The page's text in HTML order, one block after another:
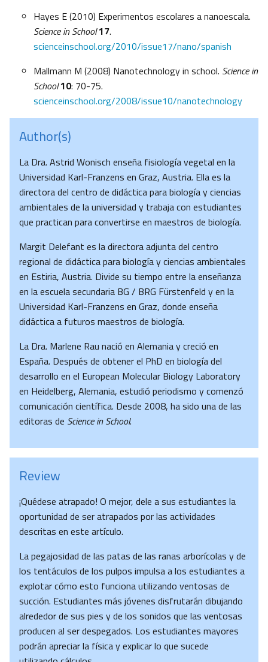
Hayes E (2010) Experimentos escolares a nanoescala.
Science in School17.
scienceinschool.org/2010/issue17/nano/spanish
Mallmann M (2008) Nanotechnology in school. Science in
School10: 70-75.
scienceinschool.org/2008/issue10/nanotechnology
Author(s)
La Dra. Astrid Wonisch enseña fisiología vegetal en la
Universidad Karl-Franzens en Graz, Austria. Ella es la
directora del centro de didáctica para biología y ciencias
ambientales de la universidad y trabaja con estudiantes
que practican para convertirse en maestros de biología.
Margit Delefant es la directora adjunta del centro
regional de didáctica para biología y ciencias ambientales
en Estiria, Austria. Divide su tiempo entre la enseñanza
en la escuela secundaria BG / BRG Fürstenfeld y en la
Universidad Karl-Franzens en Graz, donde enseña
didáctica a futuros maestros de biología.
La Dra. Marlene Rau nació en Alemania y creció en
España. Después de obtener el PhD en biología del
desarrollo en el European Molecular Biology Laboratory
en Heidelberg, Alemania, estudió periodismo y comenzó
comunicación científica. Desde 2008, ha sido una de las
editoras de Science in School.
Review
¡Quédese atrapado! O mejor, dele a sus estudiantes la
oportunidad de ser atrapados por las actividades
descritas en este artículo.
La pegajosidad de las patas de las ranas arborícolas y de
los tentáculos de los pulpos impulsa a los estudiantes a
explotar cómo esto funciona utilizando ventosas de
succión. Estudiantes más jóvenes disfrutarán dibujando
alrededor de sus pies y de los sonidos que las ventosas
producen al ser despegados. Los estudiantes mayores
podrán apreciar la física y explicar lo que sucede